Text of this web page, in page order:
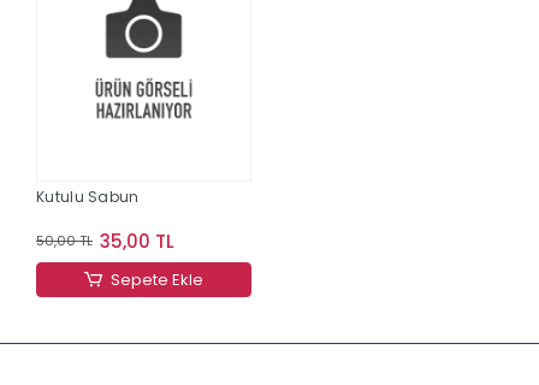
Kutulu Sabun
50,00 TL 35,00 TL
Sepete Ekle